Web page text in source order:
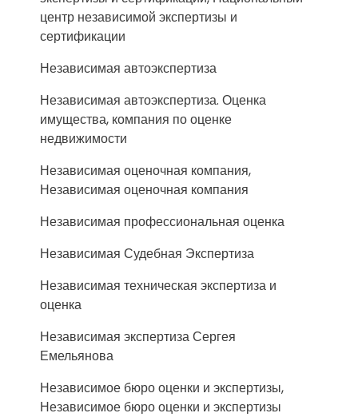
центр независимой экспертизы и
сертификации
Независимая автоэкспертиза
Независимая автоэкспертиза. Оценка
имущества, компания по оценке
недвижимости
Независимая оценочная компания,
Независимая оценочная компания
Независимая профессиональная оценка
Независимая Судебная Экспертиза
Независимая техническая экспертиза и
оценка
Независимая экспертиза Сергея
Емельянова
Независимое бюро оценки и экспертизы,
Независимое бюро оценки и экспертизы